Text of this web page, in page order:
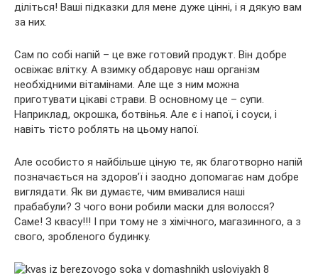
діліться! Ваші підказки для мене дуже цінні, і я дякую вам
за них.
Сам по собі напій – це вже готовий продукт. Він добре
освіжає влітку. А взимку обдаровує наш організм
необхідними вітамінами. Але ще з ним можна
приготувати цікаві страви. В основному це – супи.
Наприклад, окрошка, ботвінья. Але є і напої, і соуси, і
навіть тісто роблять на цьому напої.
Але особисто я найбільше ціную те, як благотворно напій
позначається на здоров’ї і заодно допомагає нам добре
виглядати. Як ви думаєте, чим вмивалися наші
прабабули? З чого вони робили маски для волосся?
Саме! З квасу!!! І при тому не з хімічного, магазинного, а з
свого, зробленого будинку.